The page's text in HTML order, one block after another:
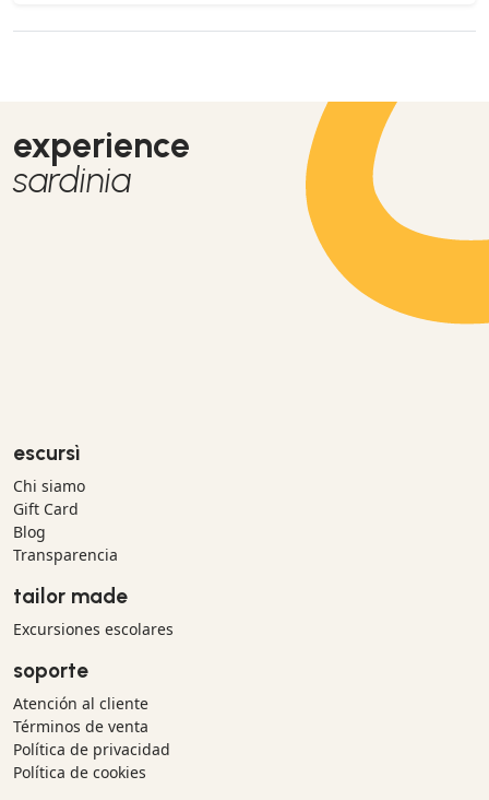
experience
sardinia
escursì
Chi siamo
Gift Card
Blog
Transparencia
tailor made
Excursiones escolares
soporte
Atención al cliente
Términos de venta
Política de privacidad
Política de cookies